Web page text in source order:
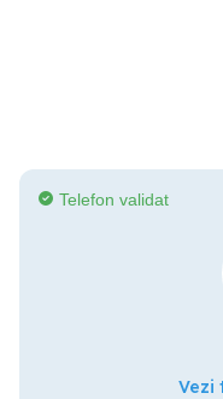
Telefon validat
Vezi